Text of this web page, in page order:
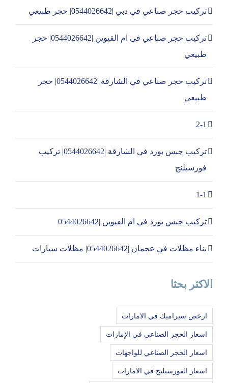
تركيب حجر صناعي في دبي |0544026642| حجر طبيعي
تركيب حجر صناعي في ام القيوين |0544026642| حجر
طبيعي
تركيب حجر صناعي في الشارقة |0544026642| حجر
طبيعي
2-1
تركيب جبس بورد في الشارقة |0544026642| تركيب
فورسيلنج
1-1
تركيب جبس بورد في ام القيوين |0544026642
بناء مظلات في عجمان |0544026642| مظلات سيارات
الاكثر بحثا
ارخص سيراميك في الامارات
اسعار الحجر الصناعي في الإمارات
اسعار الحجر الصناعي للواجهات
اسعار الفورسيلنج في الامارات